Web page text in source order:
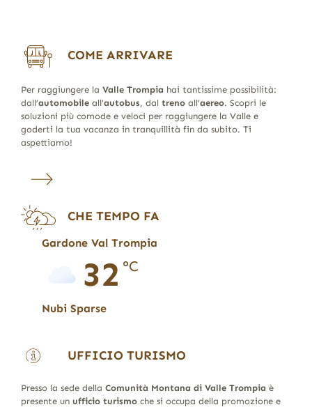
COME ARRIVARE
Per raggiungere la Valle Trompia hai tantissime possibilità:
dall’automobileall’autobus, dal trenoall’aereo. Scopri le
soluzioni più comode e veloci per raggiungere la Valle e
goderti la tua vacanza in tranquillità fin da subito. Ti
aspettiamo!
CHE TEMPO FA
Gardone Val Trompia
32 °C
Nubi Sparse
UFFICIO TURISMO
Presso la sede della Comunità Montana di Valle Trompia è
presente un ufficio turismoche si occupa della promozione e